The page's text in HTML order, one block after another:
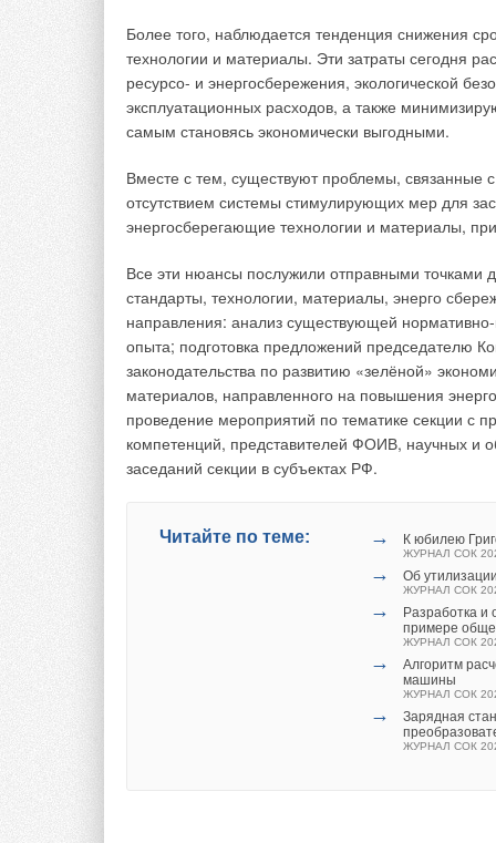
Более того, наблюдается тенденция снижения
технологии и материалы. Эти затраты сегодня
ресурсо- и энергосбережения, экологической
эксплуатационных расходов, а также
самым становясь экономически выгодными.
Вместе с тем, существуют проблемы, связанные
отсутствием системы стимулирующих мер для
энергосберегающие технологии и материалы,
Все эти нюансы послужили отправными точками
стандарты, технологии, материалы, энерго
направления: анализ существующей
опыта; подготовка предложений председателю
законодательства по развитию «зелёной»
материалов, направленного на повышения
проведение мероприятий по тематике секции с
компетенций, представителей ФОИВ, научных и
заседаний секции в субъектах РФ.
Читайте по теме: → К юбилею
ЖУРНАЛ СОК
→ Об
ЖУРНАЛ СОК
→
Разработка
примере
ЖУРНАЛ СОК
→
Алгоритм
машины
ЖУРНАЛ СОК
→
Зарядная
ЖУРНАЛ СОК
экспертов в
новому взглянуть
порождаются не
межотраслевого
Комитета по
устойчивого
многоотраслевого
Кроме того,
секции с
исполнительной
энергетических
субъектах
В число
также
финансовых
В настоящее
секции, причём в
общего состояния
предотвращению
сохраняющихся
Мы надеемся, что
развитие»